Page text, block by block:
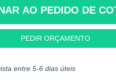
AO PEDIDO DE
PEDIR ORÇAMENTO
entre 5-6 dias úteis